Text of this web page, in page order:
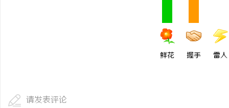
鲜花 握手 雷人
请发表评论